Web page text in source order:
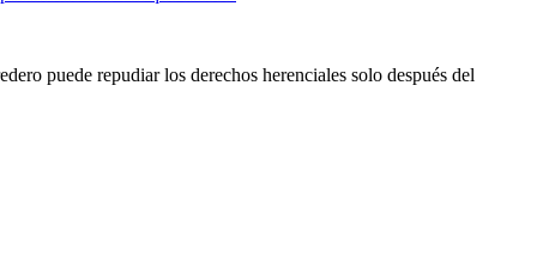
puede repudiar los derechos herenciales solo después del